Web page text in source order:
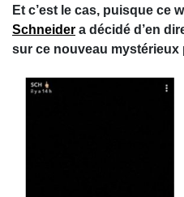
Et c’est le cas, puisque ce
Schneider a décidé d’en
sur ce nouveau mystérieux